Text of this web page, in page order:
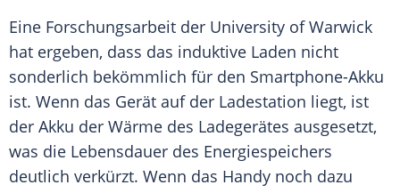
Eine Forschungsarbeit der University of Warwick
hat ergeben, dass das induktive Laden nicht
sonderlich bekömmlich für den Smartphone-Akku
ist. Wenn das Gerät auf der Ladestation liegt, ist
der Akku der Wärme des Ladegerätes ausgesetzt,
was die Lebensdauer des Energiespeichers
deutlich verkürzt. Wenn das Handy noch dazu